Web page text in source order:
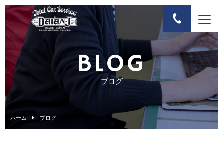
BLOG
ブログ
ホーム ブログ